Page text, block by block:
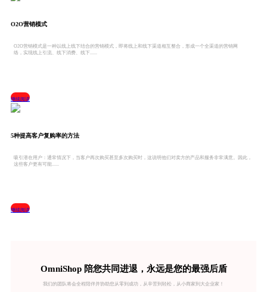
O2O营销模式
O2O营销模式是一种以线上线下结合的营销模式，即将线上和线下渠道相互整合，形成一个全渠道的营销网
络，实现线上引流、线下消费、线下......
继续阅读
5种提高客户复购率的方法
吸引潜在用户：通常情况下，当客户再次购买甚至多次购买时，这说明他们对卖方的产品和服务非常满意。因此，
这些客户更有可能......
继续阅读
OmniShop 陪您共同进退，永远是您的最强后盾
我们的团队将会全程陪伴并协助您从零到成功，从辛苦到轻松，从小商家到大企业家！